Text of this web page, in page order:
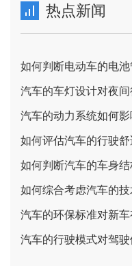
热点新闻
如何判断电动车的电
汽车的车灯设计对夜
汽车的动力系统如何
如何评估汽车的行驶舒
如何判断汽车的车身结
如何综合考虑汽车的技
汽车的环保标准对新车
汽车的行驶模式对驾